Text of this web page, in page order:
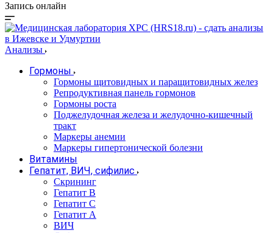
Запись онлайн
Анализы
Гормоны
Гормоны щитовидных и паращитовидных желез
Репродуктивная панель гормонов
Гормоны роста
Поджелудочная железа и желудочно-кишечный
тракт
Маркеры анемии
Маркеры гипертонической болезни
Витамины
Гепатит, ВИЧ, сифилис
Скрининг
Гепатит В
Гепатит С
Гепатит А
ВИЧ